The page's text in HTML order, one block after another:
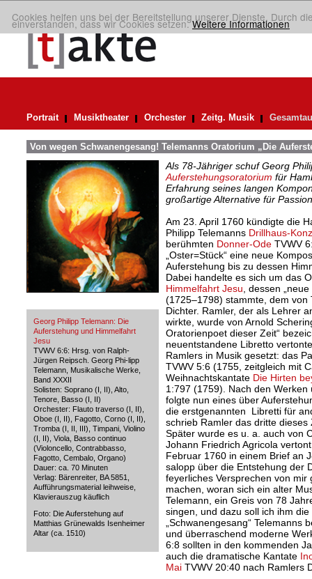
Cookies helfen uns bei der Bereitstellung unserer Dienste. Durch
einverstanden, dass wir Cookies setzen.Weitere Informationen
Portrait Musiktheater Orchester Zeitg. Musik
Von wegen Schwanengesang! Telemanns Oratorium „Die
Georg Philipp Telemann: Die
Auferstehung und Himmelfahrt
Jesu
TVWV 6:6: Hrsg. von Ralph-
Jürgen Reipsch. Georg Phi-lipp
Telemann, Musikalische Werke,
Band XXXII
Solisten: Soprano (I, II), Alto,
Tenore, Basso (I, II)
Orchester: Flauto traverso (I, II),
Oboe (I, II), Fagotto, Corno (I, II),
Tromba (I, II, III), Timpani, Violino
(I, II), Viola, Basso continuo
(Violoncello, Contrabbasso,
Fagotto, Cembalo, Organo)
Dauer: ca. 70 Minuten
Verlag: Bärenreiter, BA 5851,
Aufführungsmaterial leihweise,
Klavierauszug käuflich
Foto: Die Auferstehung auf
Matthias Grünewalds Isenheimer
Altar (ca. 1510)
Als 78-Jähriger schuf Georg
Auferstehungsoratorium für
Erfahrung seines langen
großartige Alternative für
Am 23. April 1760 kündigte die
Philipp Telemanns Drillhaus-
berühmten Donner-OdeTVWV
„Oster=Stück“ eine neue
Auferstehung bis zu dessen
Dabei handelte es sich um das
Himmelfahrt Jesu , dessen
(1725–1798) stammte, dem von
Dichter. Ramler, der als Lehrer
wirkte, wurde von Arnold
Oratorienpoet dieser Zeit“
neuentstandene Libretto
Ramlers in Musik gesetzt: das
TVWV 5:6 (1755, zeitgleich mit
Weihnachtskantate Die Hirten
1:797 (1759). Nach den
folgte nun eines über
die erstgenannten Libretti für
schrieb Ramler das dritte dieses
Später wurde es u. a. auch von
Johann Friedrich Agricola
Februar 1760 in einem Brief an
salopp über die Entstehung der
feyerliches Versprechen von
machen, woran sich ein alter
Telemann, ein Greis von 78
singen, und dazu soll ich ihm
„Schwanengesang“
und überraschend moderne
6:8 sollten in den kommenden
auch die dramatische Kantate
MaiTVWV 20:40 nach Ramlers